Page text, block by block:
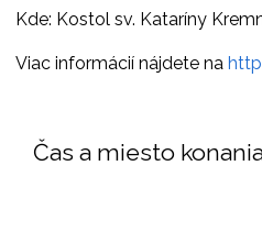
Kde: Kostol sv. Kataríny
Viac informácií nájdete na
Čas a miesto